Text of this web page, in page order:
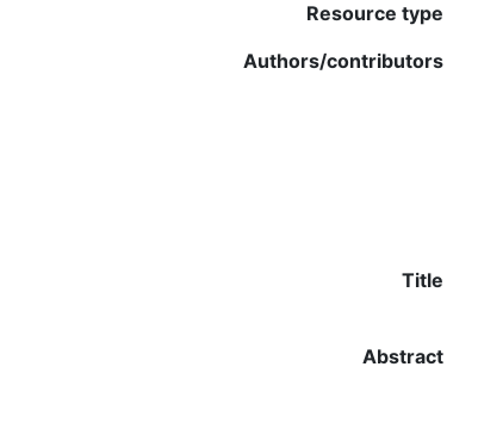
Resource type
Authors/contributors
Title
Abstract